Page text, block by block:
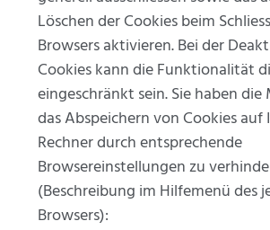
Löschen der Cookies beim
Browsers aktivieren. Bei der
Cookies kann die Funktionalität
eingeschränkt sein. Sie haben
das Abspeichern von Cookies auf
Rechner durch entsprechende
Browsereinstellungen zu
(Beschreibung im Hilfemenü des
Browsers):